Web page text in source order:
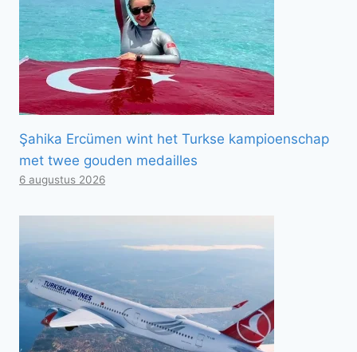
Şahika Ercümen wint het Turkse kampioenschap
met twee gouden medailles
6 augustus 2026